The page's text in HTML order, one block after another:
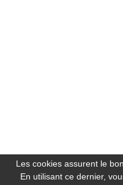
Les cookies assurent le
En utilisant ce dernier,